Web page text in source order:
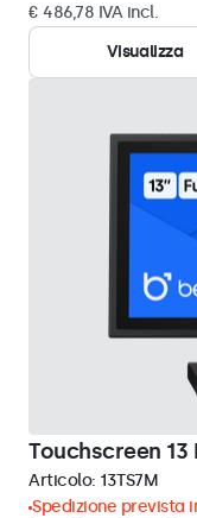
€ 486,78 IVA incl.
Visualizza
Touchscreen
Articolo: 13TS7M
Spedizione prevista